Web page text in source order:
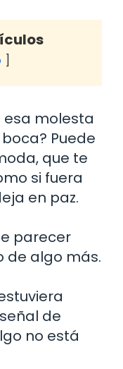
esa molesta
Puede
que te
si fuera
en paz.
parecer
de algo más.
de
no está